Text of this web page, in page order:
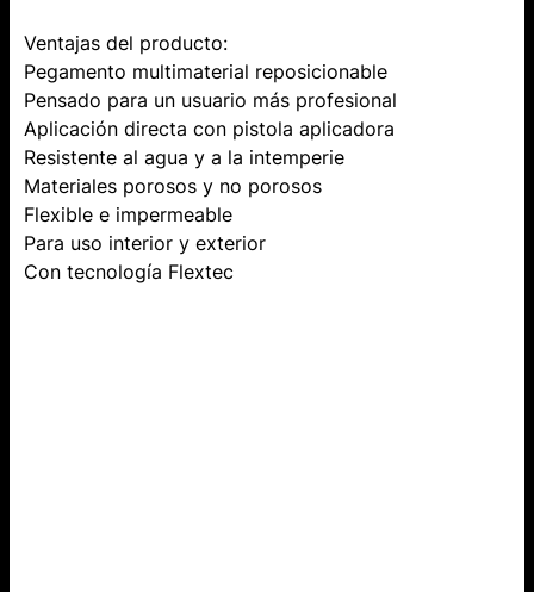
Ventajas del producto:
Pegamento multimaterial reposicionable
Pensado para un usuario más profesional
Aplicación directa con pistola aplicadora
Resistente al agua y a la intemperie
Materiales porosos y no porosos
Flexible e impermeable
Para uso interior y exterior
Con tecnología Flextec